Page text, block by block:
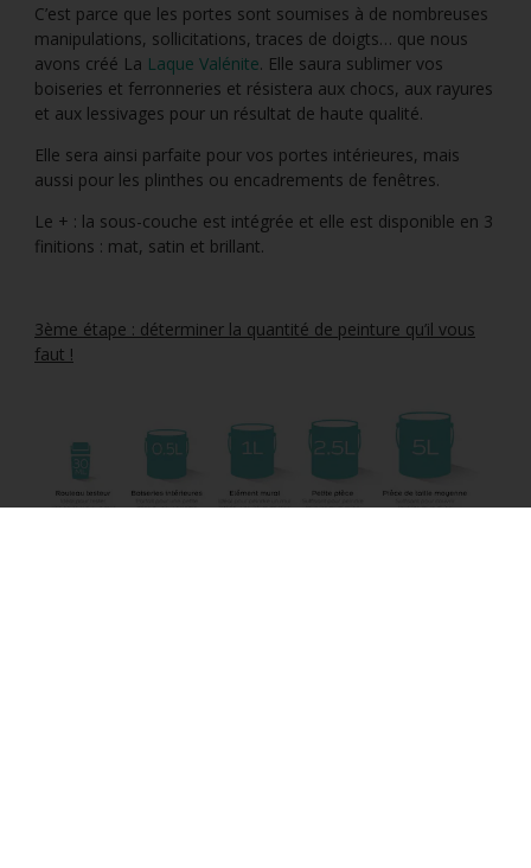
C’est parce que les portes sont soumises à de nombreuses
manipulations, sollicitations, traces de doigts… que nous
avons créé La Laque Valénite. Elle saura sublimer vos
boiseries et ferronneries et résistera aux chocs, aux rayures
et aux lessivages pour un résultat de haute qualité.
Elle sera ainsi parfaite pour vos portes intérieures, mais
aussi pour les plinthes ou encadrements de fenêtres.
Le + : la sous-couche est intégrée et elle est disponible en 3
finitions : mat, satin et brillant.
3ème étape : déterminer la quantité de peinture qu’il vous
faut !